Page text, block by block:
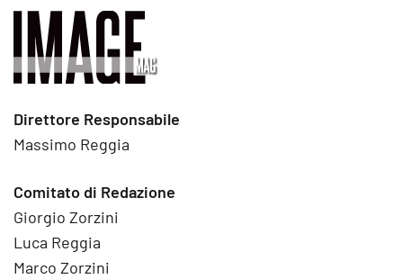
Direttore Responsabile
Massimo Reggia
Comitato di Redazione
Giorgio Zorzini
Luca Reggia
Marco Zorzini